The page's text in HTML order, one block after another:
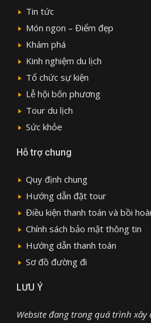
Tin tức
Món ngon – Điểm đẹp
Khám phá
Kinh nghiệm du lịch
Tổ chức sự kiện
Lễ hội bốn phương
Tour du lịch
Sức khỏe
Hỗ trợ chung
Quy định chung
Hướng dẫn đặt tour
Điều kiện thanh toán và bồi
Chính sách bảo mật thông tin
Hướng dẫn thanh toán
Sơ đồ đường đi
LƯU Ý
Website đang trong quá trình